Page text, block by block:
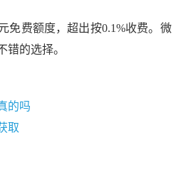
免费额度，超出按0.1%收费。微
错的选择。
的吗
取